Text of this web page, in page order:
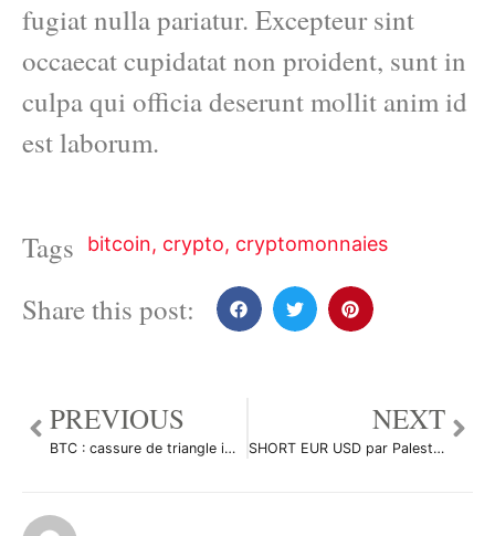
fugiat nulla pariatur. Excepteur sint
occaecat cupidatat non proident, sunt in
culpa qui officia deserunt mollit anim id
est laborum.
Tags bitcoin, crypto, cryptomonnaies
Share this post:
PREVIOUS
BTC : cassure de triangle imminente par Le-tradeur-de-fortune-and-co
NEXT
SHORT EUR USD par Palestino94